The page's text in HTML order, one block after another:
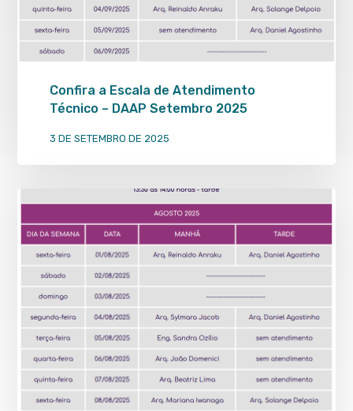
Confira a Escala de Atendimento
Técnico – DAAP Setembro 2025
3 DE SETEMBRO DE 2025